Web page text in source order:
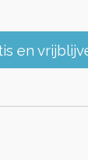
en